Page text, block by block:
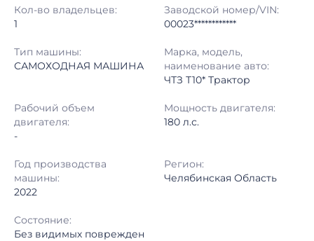
Тип аукциона: Открытые торги
Шаг торгов: 50 000 ₽
Регион: Челябинская Область
Кол-во владельцев:
1
Заводской номер/VIN:
00023************
Тип машины:
САМОХОДНАЯ МАШИНА
Марка, модель,
наименование авто:
ЧТЗ Т10* Трактор
Рабочий объем
двигателя:
-
Мощность двигателя:
180 л.с.
Год производства
машины:
2022
Регион:
Челябинская Область
Состояние:
Без видимых поврежден